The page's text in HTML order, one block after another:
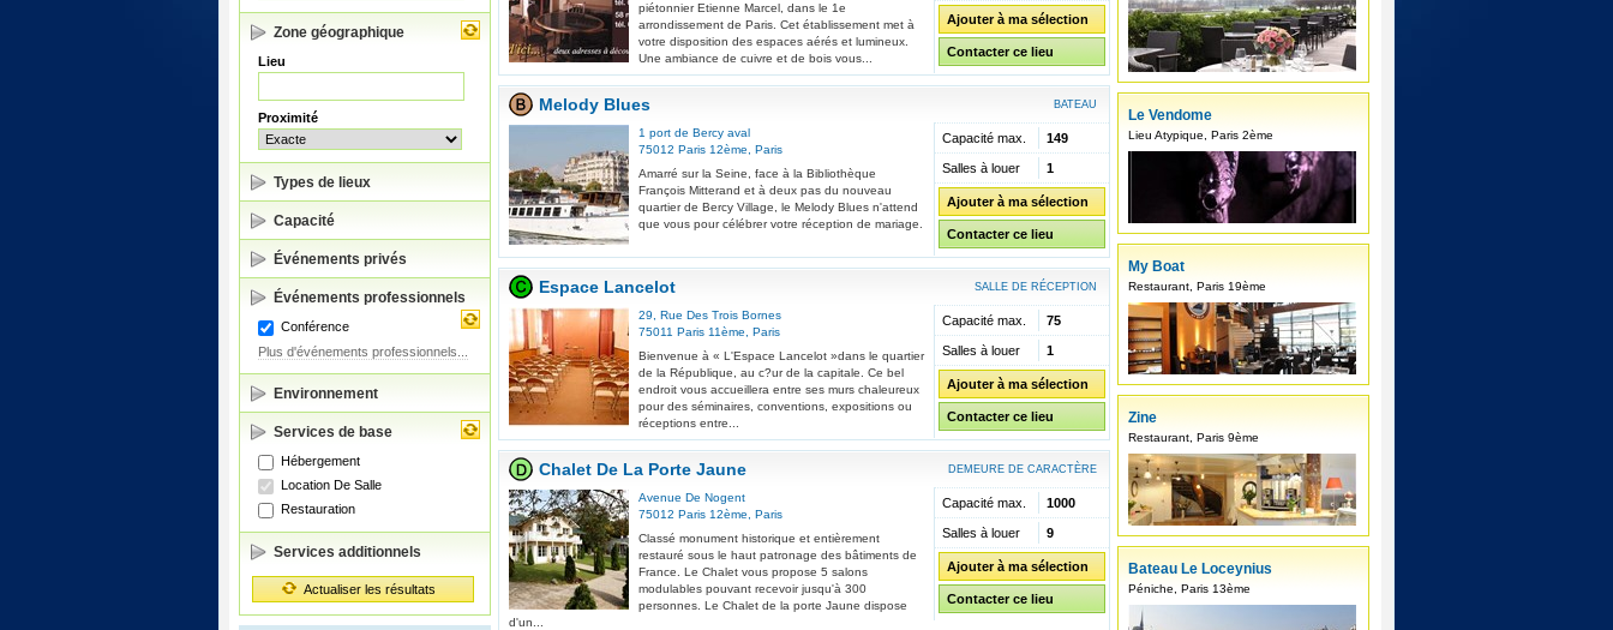
Zone géographique
Lieu
Proximité
Types de lieux
Capacité
Événements privés
Événements professionnels
Conférence
Plus d'événements professionnels...
Environnement
Services de base
Hébergement
Location De Salle
Restauration
Services additionnels
Actualiser les résultats
piétonnier Etienne Marcel, dans le 1e
arrondissement de Paris. Cet établissement met à
votre disposition des espaces aérés et lumineux.
Une ambiance de cuivre et de bois vous...
Ajouter à ma sélection
Contacter ce lieu
Melody Blues BATEAU
1 port de Bercy aval
75012 Paris 12ème
Paris
Amarré sur la Seine, face à la Bibliothèque
François Mitterand et à deux pas du nouveau
quartier de Bercy Village, le Melody Blues n'attend
que vous pour célébrer votre réception de mariage.
Capacité max. 149
Salles à louer 1
Ajouter à ma sélection
Contacter ce lieu
Espace Lancelot SALLE DE RÉCEPTION
29, Rue Des Trois Bornes
75011 Paris 11ème
Paris
Bienvenue à « L'Espace Lancelot »dans le quartier
de la République, au c?ur de la capitale. Ce bel
endroit vous accueillera entre ses murs chaleureux
pour des séminaires, conventions, expositions ou
réceptions entre...
Capacité max. 75
Salles à louer 1
Ajouter à ma sélection
Contacter ce lieu
Chalet De La Porte Jaune DEMEURE DE CARACTÈRE
Avenue De Nogent
75012 Paris 12ème
Paris
Classé monument historique et entièrement
restauré sous le haut patronage des bâtiments de
France. Le Chalet vous propose 5 salons
modulables pouvant recevoir jusqu'à 300
personnes. Le Chalet de la porte Jaune dispose
d'un...
Capacité max. 1000
Salles à louer 9
Ajouter à ma sélection
Contacter ce lieu
Le Vendome
Lieu Atypique, Paris 2ème
My Boat
Restaurant, Paris 19ème
Zine
Restaurant, Paris 9ème
Bateau Le Loceynius
Péniche, Paris 13ème